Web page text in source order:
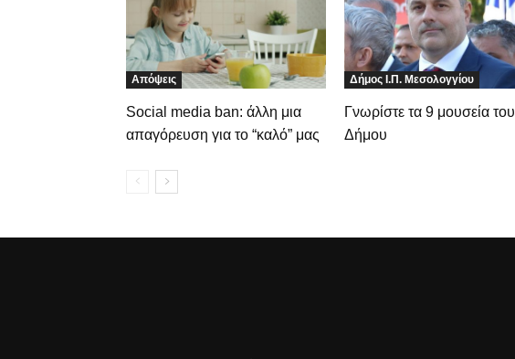
Απόψεις
Social media ban: άλλη μια
απαγόρευση για το “καλό” μας
Δήμος Ι.Π. Μεσολογγίου
Γνωρίστε τα 9 μουσεία του
Δήμου